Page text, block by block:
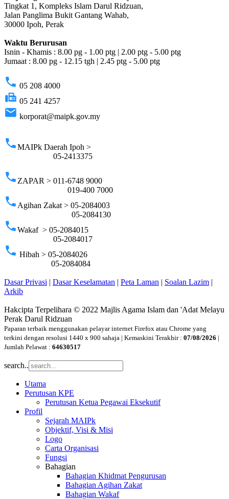
Tingkat 1, Kompleks Islam Darul Ridzuan,
Jalan Panglima Bukit Gantang Wahab,
30000 Ipoh, Perak
Waktu Berurusan
Isnin - Khamis : 8.00 pg - 1.00 ptg | 2.00 ptg - 5.00 ptg
Jumaat : 8.00 pg - 12.15 tgh | 2.45 ptg - 5.00 ptg
phone 05 208 4000
fax 05 241 4257
email korporat@maipk.gov.my
phoneMAIPk Daerah Ipoh >
05-2413375
phone ZAPAR > 011-6748 9000
019-400 7000
phone Agihan Zakat > 05-2084003
05-2084130
phoneWakaf > 05-2084015
05-2084017
phone Hibah > 05-2084026
05-2084084
Dasar Privasi | Dasar Keselamatan | Peta Laman | Soalan Lazim |
Arkib
Hakcipta Terpelihara © 2022 Majlis Agama Islam dan 'Adat Melayu
Perak Darul Ridzuan
Paparan terbaik menggunakan pelayar internet Firefox atau Chrome yang
terkini dengan resolusi 1440 x 900 sahaja | Kemaskini Terakhir : 07/08/2026 |
Jumlah Pelawat : 64630517
search..
Utama
Perutusan KPE
Perutusan Ketua Pegawai Eksekutif
Profil
Sejarah MAIPk
Objektif, Visi & Misi
Logo
Carta Organisasi
Fungsi
Bahagian
Bahagian Khidmat Pengurusan
Bahagian Agihan Zakat
Bahagian Wakaf